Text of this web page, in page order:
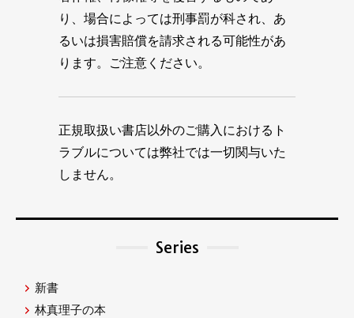
り、場合によっては刑事罰が科され、あ
るいは損害賠償を請求される可能性があ
ります。ご注意ください。
正規取扱い書店以外のご購入におけるト
ラブルについては弊社では一切関与いた
しません。
Series
新書
林真理子の本